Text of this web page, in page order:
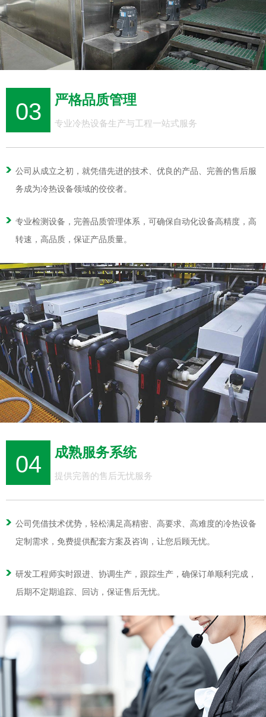
03 严格品质管理
专业冷热设备生产与工程一站式服务
公司从成立之初，就凭借先进的技术、优良的产品、完善的售后服
务成为冷热设备领域的佼佼者。
专业检测设备，完善品质管理体系，可确保自动化设备高精度，高
转速，高品质，保证产品质量。
04 成熟服务系统
提供完善的售后无忧服务
公司凭借技术优势，轻松满足高精密、高要求、高难度的冷热设备
定制需求，免费提供配套方案及咨询，让您后顾无忧。
研发工程师实时跟进、协调生产，跟踪生产，确保订单顺利完成，
后期不定期追踪、回访，保证售后无忧。